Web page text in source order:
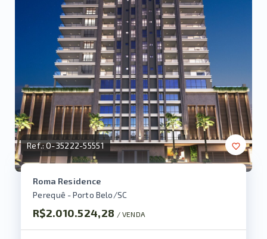
Ref.:O-35222-55551
Roma Residence
Perequê - Porto Belo/SC
R$2.010.524,28 / VENDA